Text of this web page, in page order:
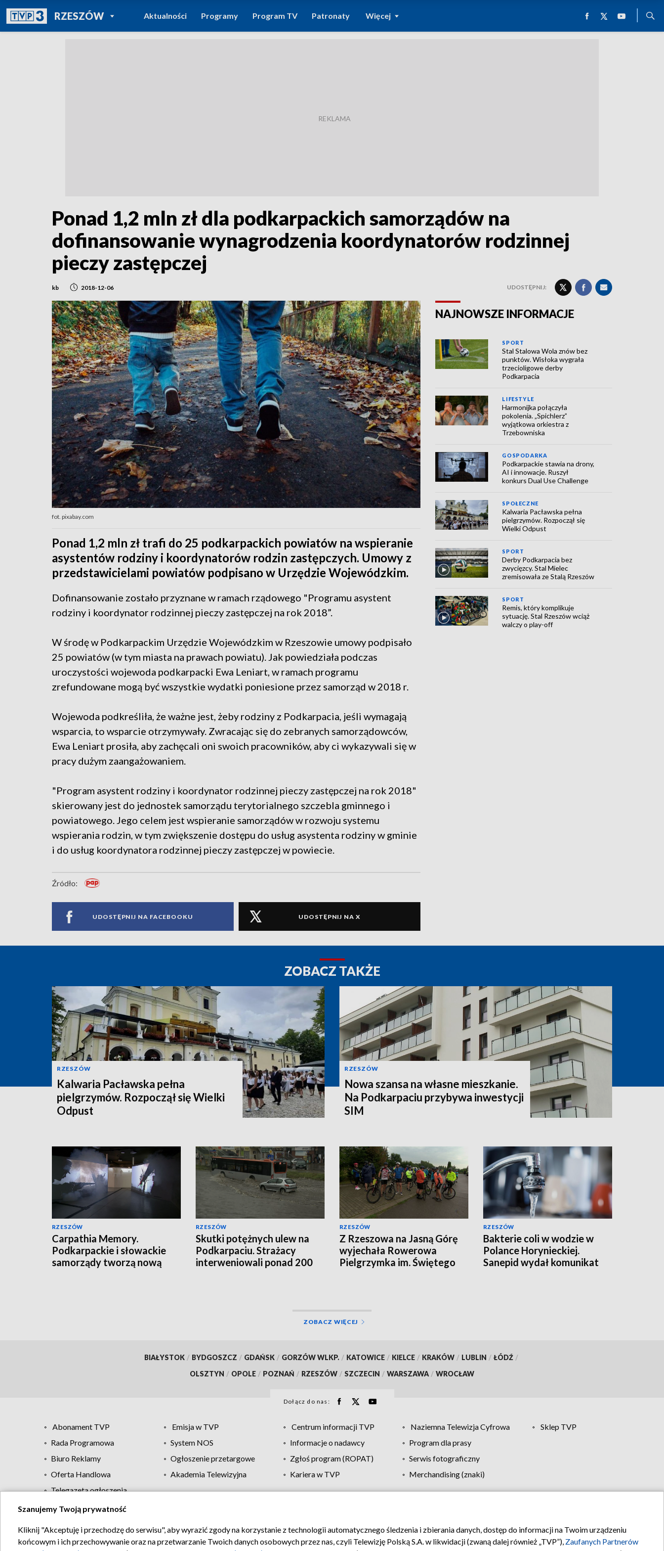
RZESZÓWPOWRÓT DO
TVP REGIONY
Aktualności Programy Program TV Patronaty Więcej
Ponad 1,2 mln zł dla podkarpackich samorządów na
dofinansowanie wynagrodzenia koordynatorów rodzinnej
pieczy zastępczej
kb 2018-12-06 UDOSTĘPNIJ:
fot. pixabay.com
Ponad 1,2 mln zł trafi do 25 podkarpackich powiatów na wspieranie
asystentów rodziny i koordynatorów rodzin zastępczych. Umowy z
przedstawicielami powiatów podpisano w Urzędzie Wojewódzkim.
Dofinansowanie zostało przyznane w ramach rządowego "Programu asystent
rodziny i koordynator rodzinnej pieczy zastępczej na rok 2018”.
W środę w Podkarpackim Urzędzie Wojewódzkim w Rzeszowie umowy podpisało
25 powiatów (w tym miasta na prawach powiatu). Jak powiedziała podczas
uroczystości wojewoda podkarpacki Ewa Leniart, w ramach programu
zrefundowane mogą być wszystkie wydatki poniesione przez samorząd w 2018 r.
Wojewoda podkreśliła, że ważne jest, żeby rodziny z Podkarpacia, jeśli wymagają
wsparcia, to wsparcie otrzymywały. Zwracając się do zebranych samorządowców,
Ewa Leniart prosiła, aby zachęcali oni swoich pracowników, aby ci wykazywali się w
pracy dużym zaangażowaniem.
"Program asystent rodziny i koordynator rodzinnej pieczy zastępczej na rok 2018"
skierowany jest do jednostek samorządu terytorialnego szczebla gminnego i
powiatowego. Jego celem jest wspieranie samorządów w rozwoju systemu
wspierania rodzin, w tym zwiększenie dostępu do usług asystenta rodziny w gminie
i do usług koordynatora rodzinnej pieczy zastępczej w powiecie.
Źródło:
UDOSTĘPNIJ NA FACEBOOKU UDOSTĘPNIJ NA X
NAJNOWSZE INFORMACJE
SPORT
Stal Stalowa Wola znów bez
punktów. Wisłoka wygrała
trzecioligowe derby
Podkarpacia
LIFESTYLE
Harmonijka połączyła
pokolenia. „Spichlerz”
wyjątkowa orkiestra z
Trzebowniska
GOSPODARKA
Podkarpackie stawia na drony,
AI i innowacje. Ruszył
konkurs Dual Use Challenge
SPOŁECZNE
Kalwaria Pacławska pełna
pielgrzymów. Rozpoczął się
Wielki Odpust
SPORT
Derby Podkarpacia bez
zwycięzcy. Stal Mielec
zremisowała ze Stalą Rzeszów
SPORT
Remis, który komplikuje
sytuację. Stal Rzeszów wciąż
walczy o play-off
ZOBACZ TAKŻE
RZESZÓW
Kalwaria Pacławska pełna
pielgrzymów. Rozpoczął się Wielki
Odpust
RZESZÓW
Nowa szansa na własne mieszkanie.
Na Podkarpaciu przybywa inwestycji
SIM
RZESZÓW
Carpathia Memory.
Podkarpackie i słowackie
samorządy tworzą nową
RZESZÓW
Skutki potężnych ulew na
Podkarpaciu. Strażacy
interweniowali ponad 200
RZESZÓW
Z Rzeszowa na Jasną Górę
wyjechała Rowerowa
Pielgrzymka im. Świętego
RZESZÓW
Bakterie coli w wodzie w
Polance Horynieckiej.
Sanepid wydał komunikat
ZOBACZ WIĘCEJ
BIAŁYSTOK / BYDGOSZCZ / GDAŃSK / GORZÓW WLKP. / KATOWICE / KIELCE / KRAKÓW / LUBLIN / ŁÓDŹ /
OLSZTYN / OPOLE / POZNAŃ / RZESZÓW / SZCZECIN / WARSZAWA / WROCŁAW
Dołącz do nas:
Abonament TVP Emisja w TVP Centrum informacji TVP Naziemna Telewizja Cyfrowa
Sklep TVP
Rada Programowa
System NOS Informacje o nadawcy
Program dla prasy
Biuro Reklamy
Ogłoszenie przetargowe Zgłoś program (ROPAT)
Serwis fotograficzny
Oferta Handlowa
Akademia Telewizyjna Kariera w TVP
Merchandising (znaki)
Telegazeta ogłoszenia
Regulamin TVP Polityka prywatności Moje zgody Pomoc Biuro reklamy Kontakt
Szanujemy Twoją prywatność
Kliknij "Akceptuję i przechodzę do serwisu", aby wyrazić zgody na korzystanie z technologii automatycznego śledzenia i zbierania danych, dostęp do informacji na Twoim urządzeniu
końcowym i ich przechowywanie oraz na przetwarzanie Twoich danych osobowych przez nas, czyli Telewizję Polską S.A. w likwidacji (zwaną dalej również „TVP”), Zaufanych Partnerów